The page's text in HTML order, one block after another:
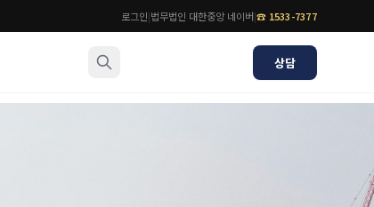
로그인|법무법인 대한중앙 네이버|☎ 1533-7377
상담